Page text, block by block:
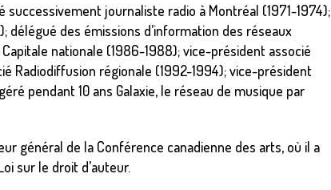
journaliste radio à Montréal (1971-1974);
des émissions d’information des réseaux
nationale (1986-1988); vice-président associé
Radiodiffusion régionale (1992-1994); vice-président
pendant 10 ans Galaxie, le réseau de musique par
général de la Conférence canadienne des arts, où il a
sur le droit d’auteur.